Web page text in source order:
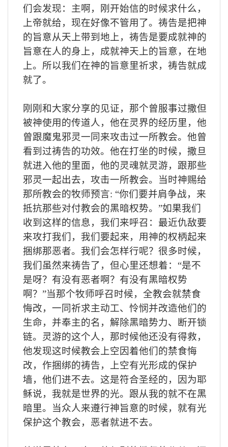
们会发现：主啊，刚开始信的时候求什么，
上帝就给，现在好像不管用了。祷告是把神
的旨意从天上带到地上，祷告是要成就神的
旨意在人的身上，成就神天上的旨意，在地
上。所以我们在神的旨意里祈求，祷告就成
就了。
刚刚和大家分享的见证，那个曾服事过撒但
被神使用的传道人，他在灵界的经历里，他
曾跟魔鬼邪灵一同来攻击过一所教会。他曾
看到过祷告的功效。他在打坐的时候，撒旦
就进入他的里面，他的灵魂就灵游，跟那些
邪灵一起出去，攻击一所教会。当时神赐给
那所教会的牧师预言: “你们要并肩争战，来
抵抗那些对付教会的黑暗权势。”如果我们
收到这样的信息，我们来呼召：最近仇敌要
来攻打我们，我们要起来，用神的权柄起来
捆绑那恶者。我们会怎样行呢？很多时候，
我们虽然来祷告了，但心里还想着：“是不
是呀？有没有恶者啊？有没有黑暗权势
啊？”当那个牧师呼召时候，全教会就禁食
悔改，一同祈求主动工、怜悯并改造他们的
生命，并奉主的名，解除黑暗势力、断开锁
链。灵游的这个人，那时候他还没有得救，
他发现这时候教会上空因着他们的禁食悔
改，作捆绑的祷告，上空有光形成的保护
墙，他们进不去。这是符合圣经的，因为耶
稣说，我就是世界的光。跟从我的就不在黑
暗里。当众人来遵行神旨意的时候，就有光
保护这个教会，恶者就进不去。